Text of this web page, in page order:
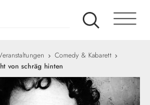
Comedy & Kabarett
von schräg hinten